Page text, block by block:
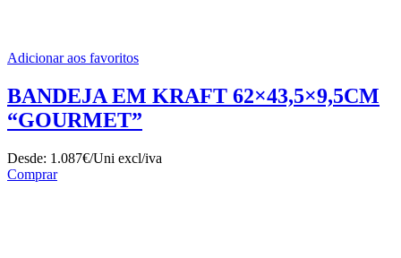
Adicionar aos favoritos
BANDEJA EM KRAFT 62×43,5×9,5CM
“GOURMET”
Desde: 1.087€/Uni excl/iva
Comprar